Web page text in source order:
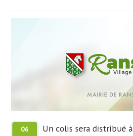
06
Un colis sera distribué à